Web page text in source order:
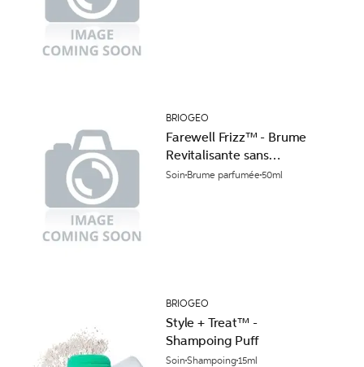
BRIOGEO
Farewell Frizz™ - Brume
Revitalisante sans
Rinçage
Soin Brume parfumée50ml
BRIOGEO
Style + Treat™ -
Shampoing Puff
Soin Shampoing15ml